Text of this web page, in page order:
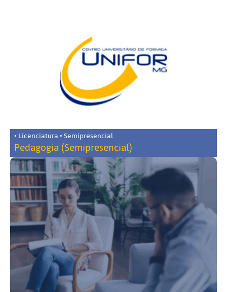
• Licenciatura • Semipresencial
Pedagogia (Semipresencial)